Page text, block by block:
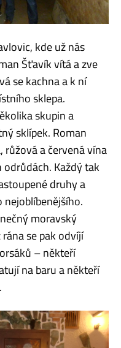
kde už nás
Šťavík vítá a zve
se kachna a k ní
sklepa.
skupin a
sklípek. Roman
růžová a červená vína
Každý tak
druhy a
nejoblíbenějšího.
moravský
se pak odvíjí
– někteří
na baru a někteří